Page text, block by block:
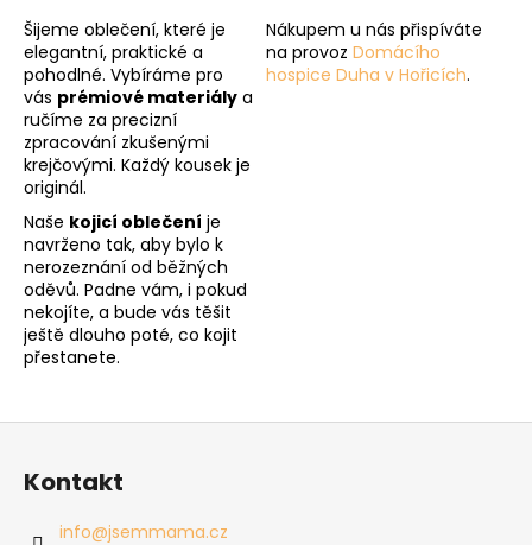
Šijeme oblečení, které je
elegantní, praktické a
pohodlné. Vybíráme pro
vás prémiové materiály a
ručíme za precizní
zpracování zkušenými
krejčovými. Každý kousek je
originál.
Naše kojicí oblečení je
navrženo tak, aby bylo k
nerozeznání od běžných
oděvů. Padne vám, i pokud
nekojíte, a bude vás těšit
ještě dlouho poté, co kojit
přestanete.
Nákupem u nás přispíváte
na provoz Domácího
hospice Duha v Hořicích.
Z
Kontakt
info@jsemmama.cz